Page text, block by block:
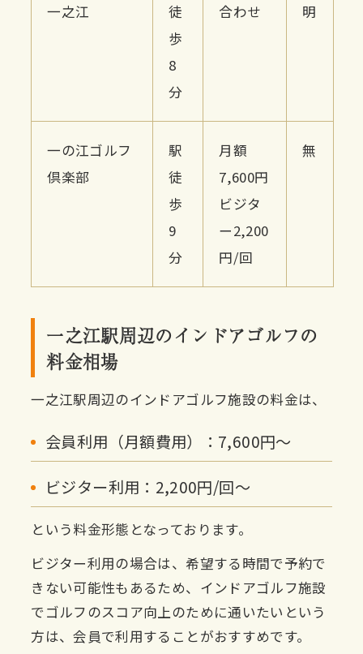
一之江
徒
歩
8
分
合わせ
明
一の江ゴルフ
倶楽部
駅
徒
歩
9
分
月額
7,600円
ビジタ
ー2,200
円/回
無
一之江駅周辺のインドアゴルフの
料金相場
一之江駅周辺のインドアゴルフ施設の料金は、
会員利用（月額費用）：7,600円〜
ビジター利用：2,200円/回〜
という料金形態となっております。
ビジター利用の場合は、希望する時間で予約で
きない可能性もあるため、インドアゴルフ施設
でゴルフのスコア向上のために通いたいという
方は、会員で利用することがおすすめです。